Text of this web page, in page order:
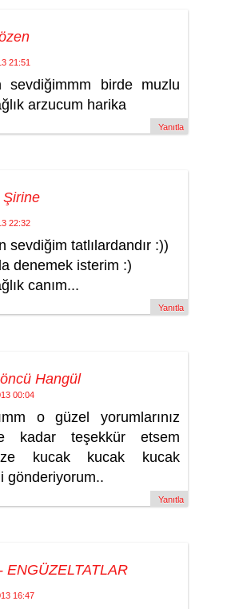
21:51
sevdiğimmm birde muzlu
arzucum harika
Yanıtla
Şirine
22:32
sevdiğim tatlılardandır :))
denemek isterim :)
canım...
Yanıtla
Hangül
00:04
o güzel yorumlarınız
kadar teşekkür etsem
kucak kucak kucak
gönderiyorum..
Yanıtla
ENGÜZELTATLAR
16:47